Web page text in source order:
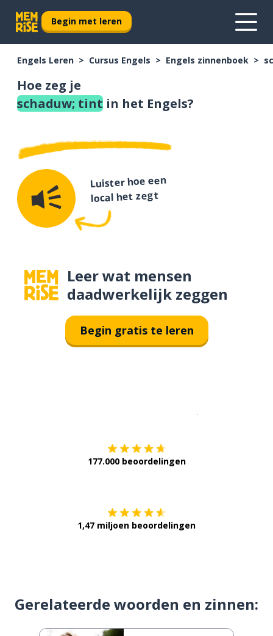
Begin met leren
Engels Leren Cursus Engels Engels zinnenboek
Hoe zeg je
schaduw; tint in het Engels?
Luister hoe een
local het zegt
Leer wat mensen
daadwerkelijk zeggen
Begin gratis te leren
177.000 beoordelingen
1,47 miljoen beoordelingen
Gerelateerde woorden en zinnen: